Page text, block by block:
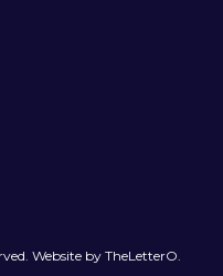
Website by TheLetterO.